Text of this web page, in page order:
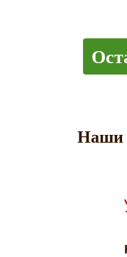
Наши